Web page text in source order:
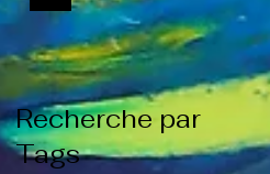
Recherche par
Tags